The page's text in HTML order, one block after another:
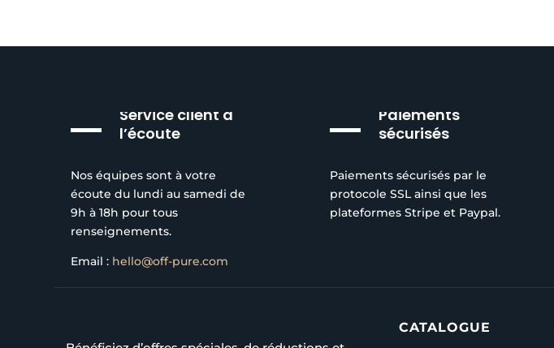
Service client à
l’écoute
Nos équipes sont à votre
écoute du lundi au samedi de
9h à 18h pour tous
renseignements.
Email : hello@off-pure.com
Paiements
sécurisés
Paiements sécurisés par le
protocole SSL ainsi que les
plateformes Stripe et Paypal.
CATALOGUE